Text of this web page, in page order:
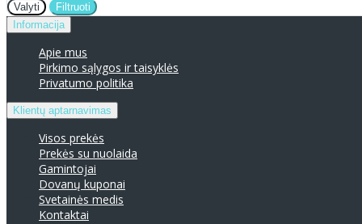
Valyti
Filtruoti
Informacija
Apie mus
Pirkimo sąlygos ir taisyklės
Privatumo politika
Klientų aptarnavimas
Visos prekės
Prekės su nuolaida
Gamintojai
Dovanų kuponai
Svetainės medis
Kontaktai